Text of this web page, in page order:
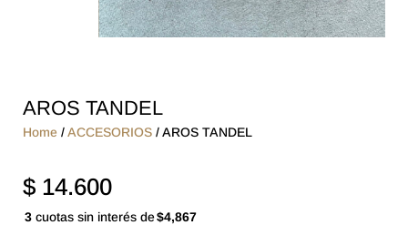
AROS TANDEL
Home /ACCESORIOS/ AROS TANDEL
$14.600
3cuotas sin interés de$4,867